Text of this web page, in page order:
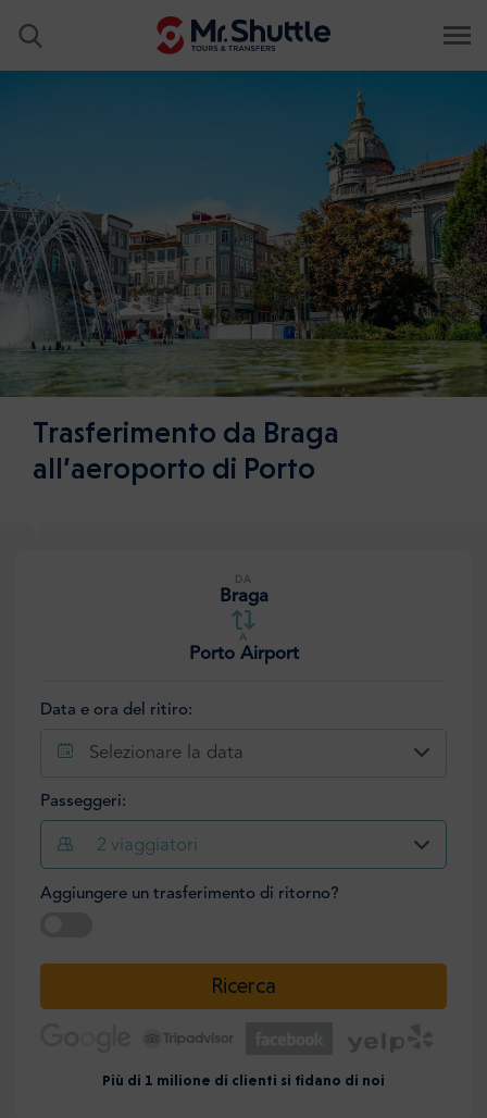
Trasferimento da Braga
all’aeroporto di Porto
DA
Braga
A
Porto Airport
Data e ora del ritiro:
Selezionare la data
Passeggeri:
2 viaggiatori
Aggiungere un trasferimento di ritorno?
Ricerca
Più di 1 milione di clienti si fidano di noi